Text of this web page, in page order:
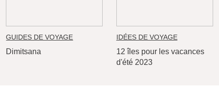
GUIDES DE VOYAGE
Dimitsana
IDÉES DE VOYAGE
12 îles pour les vacances
d'été 2023